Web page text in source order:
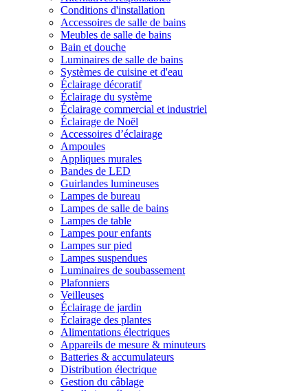
Conditions d'installation
Accessoires de salle de bains
Meubles de salle de bains
Bain et douche
Luminaires de salle de bains
Systèmes de cuisine et d'eau
Éclairage décoratif
Éclairage du système
Éclairage commercial et industriel
Éclairage de Noël
Accessoires d’éclairage
Ampoules
Appliques murales
Bandes de LED
Guirlandes lumineuses
Lampes de bureau
Lampes de salle de bains
Lampes de table
Lampes pour enfants
Lampes sur pied
Lampes suspendues
Luminaires de soubassement
Plafonniers
Veilleuses
Éclairage de jardin
Éclairage des plantes
Alimentations électriques
Appareils de mesure & minuteurs
Batteries & accumulateurs
Distribution électrique
Gestion du câblage